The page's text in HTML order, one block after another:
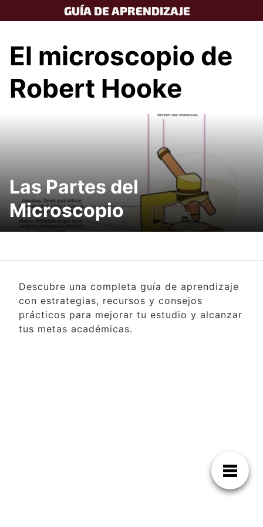
to
GUÍA DE APRENDIZAJE
El microscopio de
Robert Hooke
Las Partes del
Microscopio
Descubre una completa guía de aprendizaje
con estrategias, recursos y consejos
prácticos para mejorar tu estudio y alcanzar
tus metas académicas.